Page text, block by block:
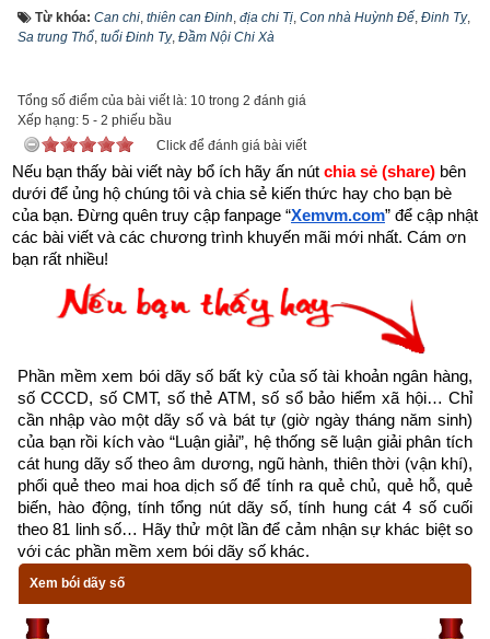
toàn bộ vận mệnh còn người thì lại càng sai lầm hơn nữa.
Vậy hiểu như thế nào mới lại đúng?
là ngọn nguồn của nhân mệnh. Gốc khô thì cây chết, gốc có
rễ cắm sâu thì lá xanh, nền rỗng thì nhà đổ, nền kiên cố thì
nhà chắc chắn. Nguồn cạn kiệt thì mệnh tan; nguồn phong
phú thì mệnh cường. Năm có vượng hay không, tốt hay
không phải xem xét 3 yếu tố:
Hai là xét mối quan hệ tương sinh, tương khắc giữa can và
Ba là xét tới mối quan hệ sinh khắc chế hóa của 3 trụ còn lại
thì mới biết rõ được.
Tháng sinh trong tứ trụ giống như cành của cây, cành chắc
khỏe thì lá mới tươi tốt được.
Ngày sinh trong tứ trụ như hoa trên cây. Nhật trụ sinh
Từ khóa: Can chi, thiên can Đinh, địa chi Tị, Con nhà Huỳnh Ðế, Đinh Tỵ,
Sa trung Thổ, tuổi Đinh Tỵ, Đầm Nội Chi Xà
Tổng số điểm của bài viết là: 10 trong 2 đánh giá
Xếp hạng: 5 - 2 phiếu bầu
Click để đánh giá bài viết
Nếu bạn thấy bài viết này bổ ích hãy ấn nút chia sẻ (share) bên
dưới để ủng hộ chúng tôi và chia sẻ kiến thức hay cho bạn bè
của bạn. Đừng quên truy cập fanpage “Xemvm.com” để cập nhật
các bài viết và các chương trình khuyến mãi mới nhất. Cám ơn
bạn rất nhiều!
Phần mềm xem bói dãy số bất kỳ của số tài khoản ngân hàng,
số CCCD, số CMT, số thẻ ATM, số sổ bảo hiểm xã hội… Chỉ
cần nhập vào một dãy số và bát tự (giờ ngày tháng năm sinh)
của bạn rồi kích vào “Luận giải”, hệ thống sẽ luận giải phân tích
cát hung dãy số theo âm dương, ngũ hành, thiên thời (vận khí),
phối quẻ theo mai hoa dịch số để tính ra quẻ chủ, quẻ hỗ, quẻ
biến, hào động, tính tổng nút dãy số, tính hung cát 4 số cuối
theo 81 linh số… Hãy thử một lần để cảm nhận sự khác biệt so
với các phần mềm xem bói dãy số khác.
Xem bói dãy số